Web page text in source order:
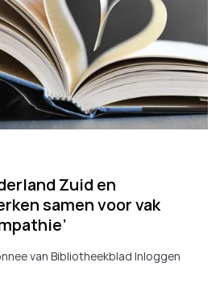
Zuid en
samen voor vak
van Bibliotheekblad Inloggen